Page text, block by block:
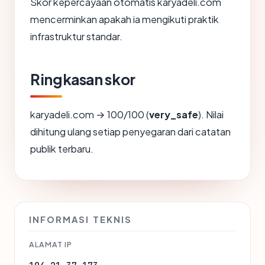
mencerminkan apakah ia mengikuti praktik
infrastruktur standar.
Ringkasan skor
karyadeli.com → 100/100 (very_safe). Nilai
dihitung ulang setiap penyegaran dari catatan
publik terbaru.
INFORMASI TEKNIS
ALAMAT IP